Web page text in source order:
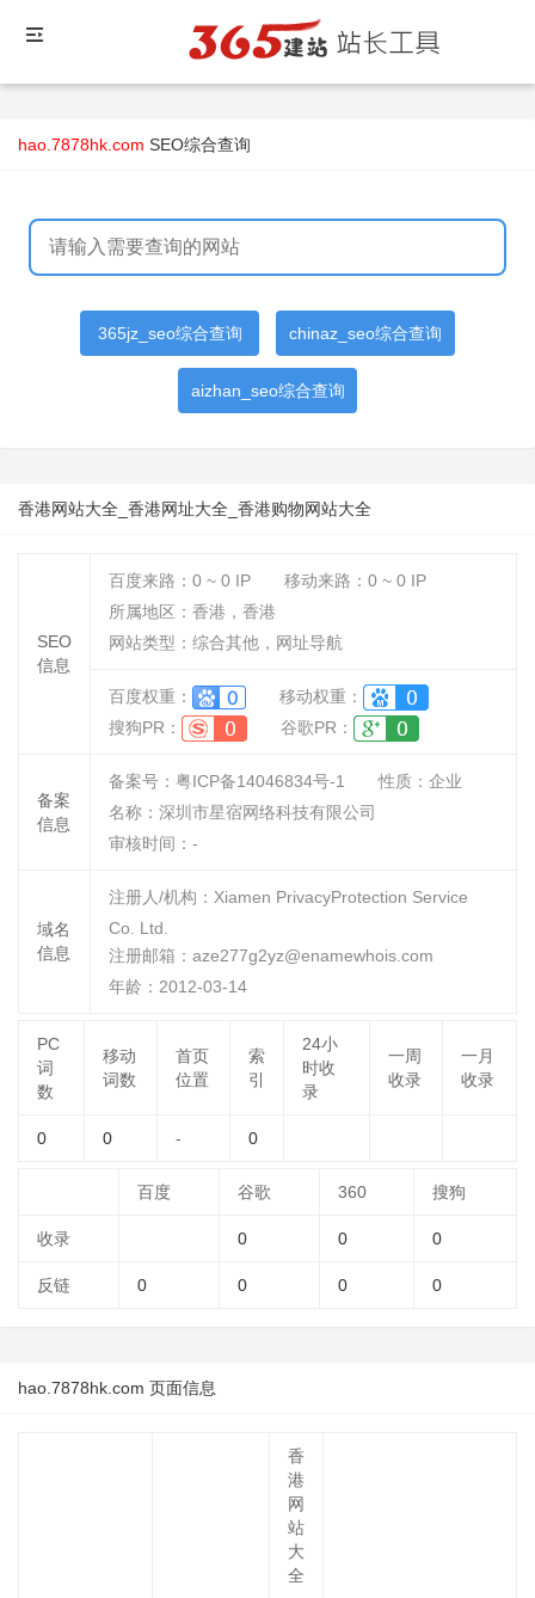
hao.7878hk.com SEO综合查询
365jz_seo综合查询 chinaz_seo综合查询
aizhan_seo综合查询
香港网站大全_香港网址大全_香港购物网站大全
SEO
信息
百度来路： 0 ~ 0 IP 移动来路： 0 ~ 0 IP
所属地区：香港，香港
网站类型：综合其他，网址导航
百度权重：
移动权重：
搜狗PR：
谷歌PR：
备案
信息
备案号：粤ICP备14046834号-1 性质： 企业
名称： 深圳市星宿网络科技有限公司
审核时间： -
域名
信息
注册人/机构：Xiamen PrivacyProtection Service
Co. Ltd.
注册邮箱：aze277g2yz@enamewhois.com
年龄：2012-03-14
PC
词
数
移动
词数
首页
位置
索
引
24小
时收
录
一周
收录
一月
收录
0 0 - 0
百度 谷歌 360 搜狗
收录 0 0 0
反链 0 0 0 0
hao.7878hk.com 页面信息
香
港
网
站
大
全